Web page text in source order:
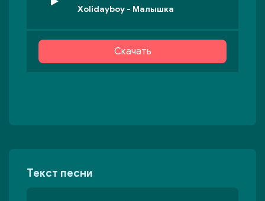
Xolidayboy - Малышка
Скачать
Текст песни